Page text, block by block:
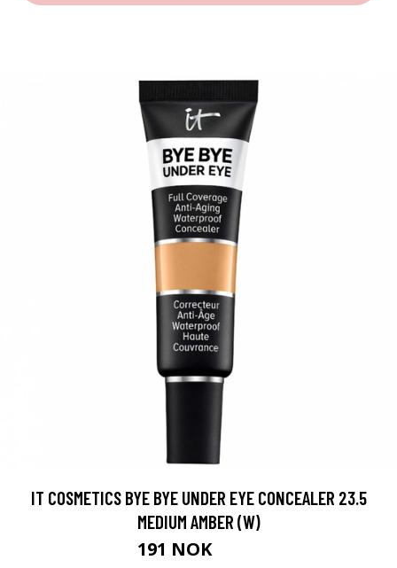
IT COSMETICS BYE BYE UNDER EYE CONCEALER 23.5
MEDIUM AMBER (W)
191 NOK